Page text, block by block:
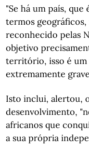
"Se há um país,
termos
reconhecido pelas
objetivo
território, isso é
extremamente
Isto inclui, alertou,
desenvolvimento,
africanos que
a sua própria